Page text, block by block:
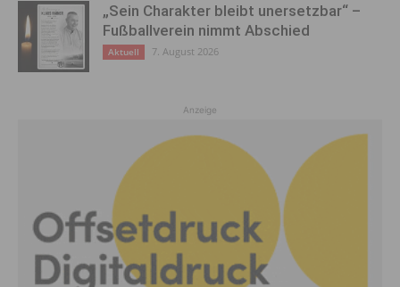
„Sein Charakter bleibt unersetzbar“ –
Fußballverein nimmt Abschied
Aktuell 7. August 2026
Anzeige